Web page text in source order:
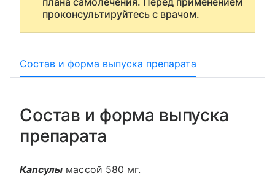
проконсультируйтесь с врачом.
Состав и форма выпуска препарата
Состав и форма выпуска
препарата
Капсулы массой 580 мг.